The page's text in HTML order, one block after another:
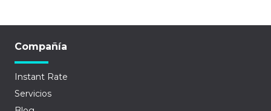
Compañía
Instant Rate
Servicios